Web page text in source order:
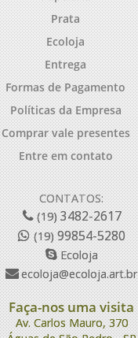
Prata
Ecoloja
Entrega
Formas de Pagamento
Políticas da Empresa
Comprar vale presentes
Entre em contato
CONTATOS:
(19)3482-2617
(19)99854-5280
Ecoloja
ecoloja@ecoloja.art.br
Faça-nos uma visita
Av. Carlos Mauro, 370